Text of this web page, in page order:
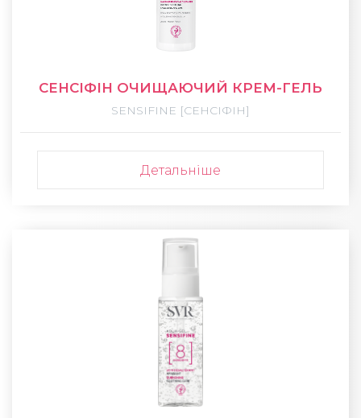
СЕНСІФІН ОЧИЩАЮЧИЙ КРЕМ-ГЕЛЬ
SENSIFINE [СЕНСІФІН]
Детальніше